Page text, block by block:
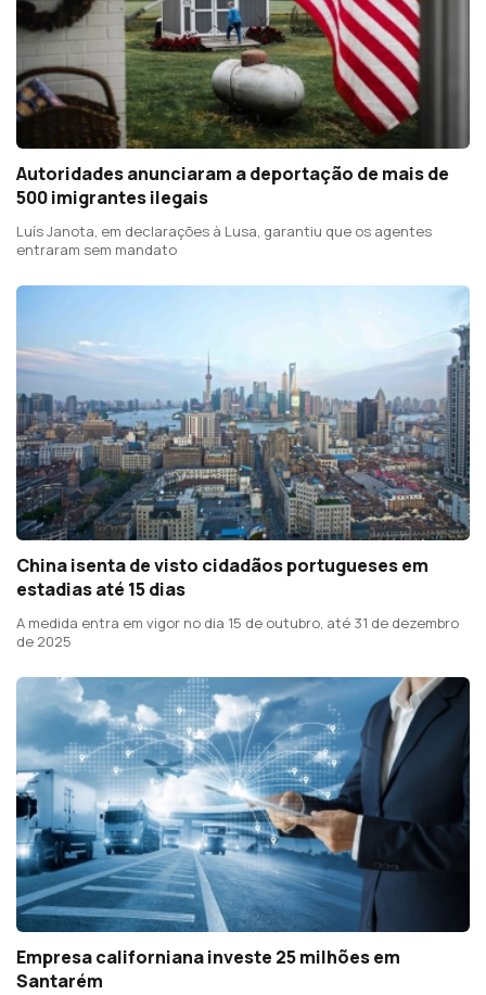
Autoridades anunciaram a deportação de mais de
500 imigrantes ilegais
Luís Janota, em declarações à Lusa, garantiu que os agentes
entraram sem mandato
China isenta de visto cidadãos portugueses em
estadias até 15 dias
A medida entra em vigor no dia 15 de outubro, até 31 de dezembro
de 2025
Empresa californiana investe 25 milhões em
Santarém